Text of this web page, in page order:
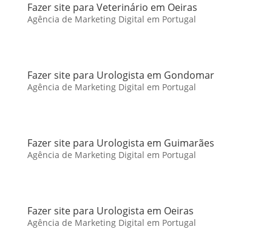
Fazer site para Veterinário em Oeiras
Agência de Marketing Digital em Portugal
Fazer site para Urologista em Gondomar
Agência de Marketing Digital em Portugal
Fazer site para Urologista em Guimarães
Agência de Marketing Digital em Portugal
Fazer site para Urologista em Oeiras
Agência de Marketing Digital em Portugal